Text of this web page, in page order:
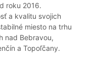
roku 2016.
a kvalitu svojich
miesto na trhu
nad Bebravou,
a Topoľčany.